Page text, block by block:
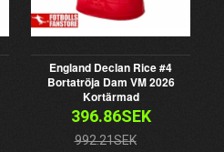
England Declan Rice #4
Bortatröja Dam VM 2026
Kortärmad
396.86SEK
992.21SEK